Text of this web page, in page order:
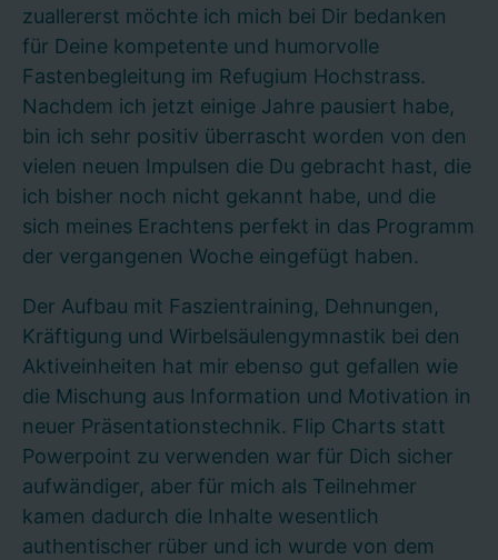
zuallererst möchte ich mich bei Dir bedanken
für Deine kompetente und humorvolle
Fastenbegleitung im Refugium Hochstrass.
Nachdem ich jetzt einige Jahre pausiert habe,
bin ich sehr positiv überrascht worden von den
vielen neuen Impulsen die Du gebracht hast, die
ich bisher noch nicht gekannt habe, und die
sich meines Erachtens perfekt in das Programm
der vergangenen Woche eingefügt haben.
Der Aufbau mit Faszientraining, Dehnungen,
Kräftigung und Wirbelsäulengymnastik bei den
Aktiveinheiten hat mir ebenso gut gefallen wie
die Mischung aus Information und Motivation in
neuer Präsentationstechnik. Flip Charts statt
Powerpoint zu verwenden war für Dich sicher
aufwändiger, aber für mich als Teilnehmer
kamen dadurch die Inhalte wesentlich
authentischer rüber und ich wurde von dem